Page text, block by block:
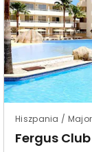
Hiszpania /
Fergus